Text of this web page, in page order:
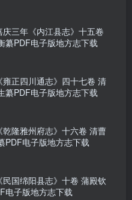
三年《内江县志》十五卷
纂PDF电子版地方志下载
雍正四川通志》四十七卷 清
纂PDF电子版地方志下载
乾隆雅州府志》十六卷 清曹
PDF电子版地方志下载
国绵阳县志》十卷 蒲殿钦
电子版地方志下载